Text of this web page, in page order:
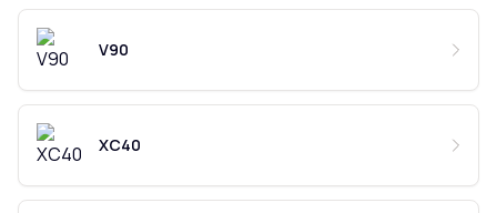
V90
XC40